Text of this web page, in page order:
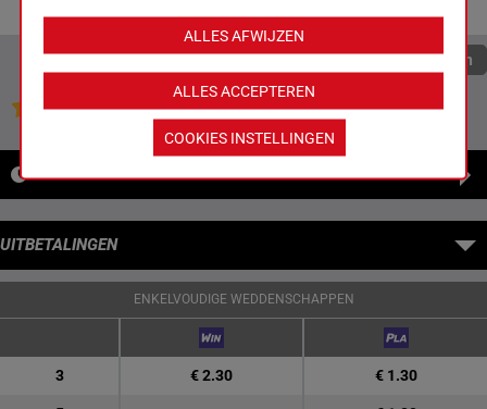
Quoteringen verversen
Jouw favoriete paarden
NIEUWS
UITBETALINGEN
ENKELVOUDIGE WEDDENSCHAPPEN
3 € 2.30 € 1.30
ALLES ACCEPTEREN
ALLES AFWIJZEN
COOKIES INSTELLINGEN